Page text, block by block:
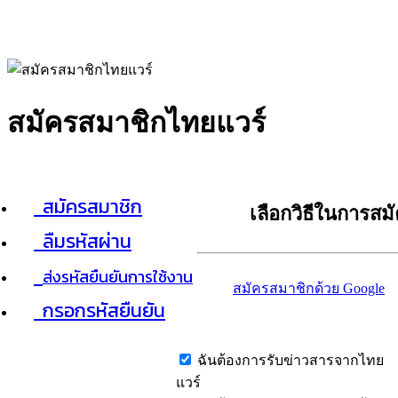
สมัครสมาชิกไทยแวร์
สมัครสมาชิก
ลืมรหัสผ่าน
ส่งรหัสยืนยันการใช้งาน
กรอกรหัสยืนยัน
เลือกวิธีในการส
สมัครสมาชิกด้วย Google
ฉันต้องการรับข่าวสารจากไทย
แวร์